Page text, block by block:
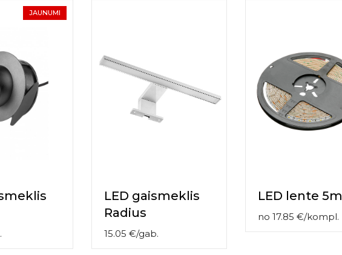
JAUNUMI
LED gaismeklis
Radius
15.05 €/gab.
LED lente 5m
no 17.85 €/kompl.